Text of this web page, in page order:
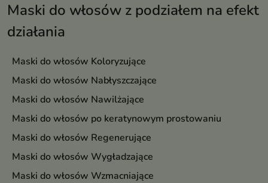
Maski do włosów z podziałem na efekt
działania
Maski do włosów Koloryzujące
Maski do włosów Nabłyszczające
Maski do włosów Nawilżające
Maski do włosów po keratynowym prostowaniu
Maski do włosów Regenerujące
Maski do włosów Wygładzające
Maski do włosów Wzmacniające